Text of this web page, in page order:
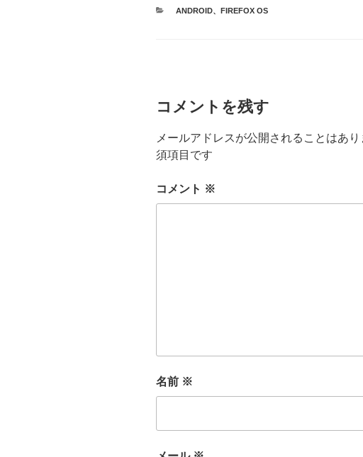
カ
ANDROID、 FIREFOX OS
コメントを残す
メールアドレスが公開されることはあり
須項目です
コメント ※
名前 ※